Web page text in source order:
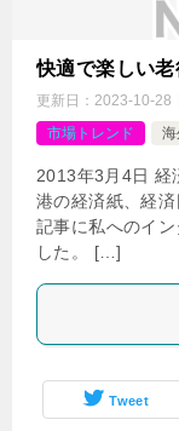
快適で楽しい
更新日： 2023-10-28
市場トレンド
海
2013年3月4日 経
港の経済紙、経
記事に私へのイ
した。 […]
Tweet